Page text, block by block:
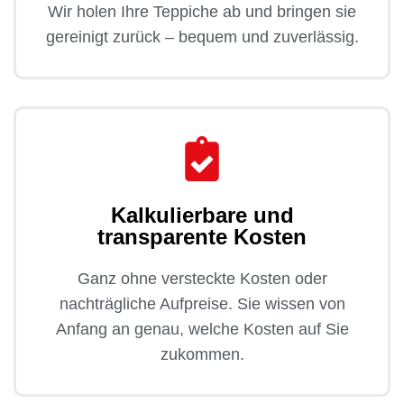
Wir holen Ihre Teppiche ab und bringen sie
gereinigt zurück – bequem und zuverlässig.
Kalkulierbare und
transparente Kosten
Ganz ohne versteckte Kosten oder
nachträgliche Aufpreise. Sie wissen von
Anfang an genau, welche Kosten auf Sie
zukommen.